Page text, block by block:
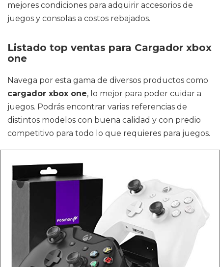
mejores condiciones para adquirir accesorios de
juegos y consolas a costos rebajados.
Listado top ventas para Cargador xbox
one
Navega por esta gama de diversos productos como
cargador xbox one, lo mejor para poder cuidar a
juegos. Podrás encontrar varias referencias de
distintos modelos con buena calidad y con predio
competitivo para todo lo que requieres para juegos.